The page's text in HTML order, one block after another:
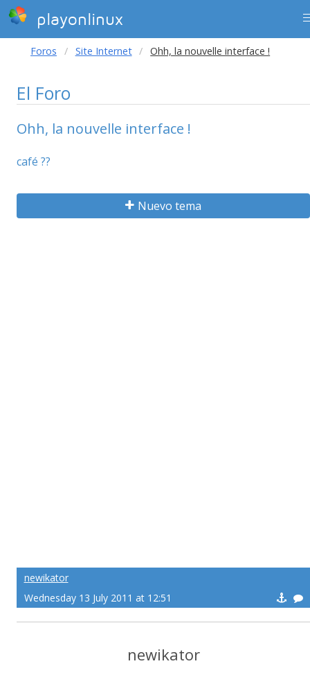
playonlinux
Foros Site Internet Ohh, la nouvelle interface !
El Foro
Ohh, la nouvelle interface !
café ??
Nuevo tema
newikator
Wednesday 13 July 2011 at 12:51
newikator